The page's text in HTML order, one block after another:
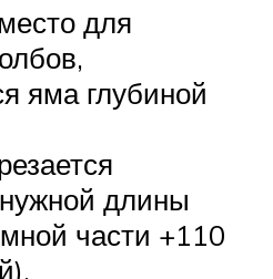
для
яма глубиной
длины
части +110